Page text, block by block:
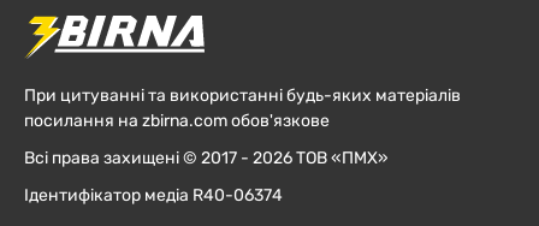
При цитуванні та використанні будь-яких матеріалів
посилання на zbirna.com обов'язкове
Всі права захищені © 2017 - 2026 ТОВ «ПМХ»
Ідентифікатор медіа R40-06374